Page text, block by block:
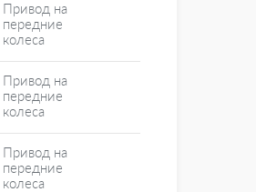
Привод на
передние
колеса
Привод на
передние
колеса
Привод на
передние
колеса